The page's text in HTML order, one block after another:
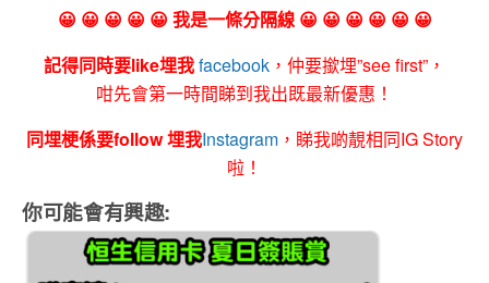
😀 😀 😀 😀 😀 我是一條分隔線 😀 😀 😀 😀 😀 😀
記得同時要like埋我facebook ，仲要撳埋”see first”，
咁先會第一時間睇到我出既最新優惠！
同埋梗係要follow 埋我Instagram ，睇我啲靚相同IG Story
啦！
你可能會有興趣: